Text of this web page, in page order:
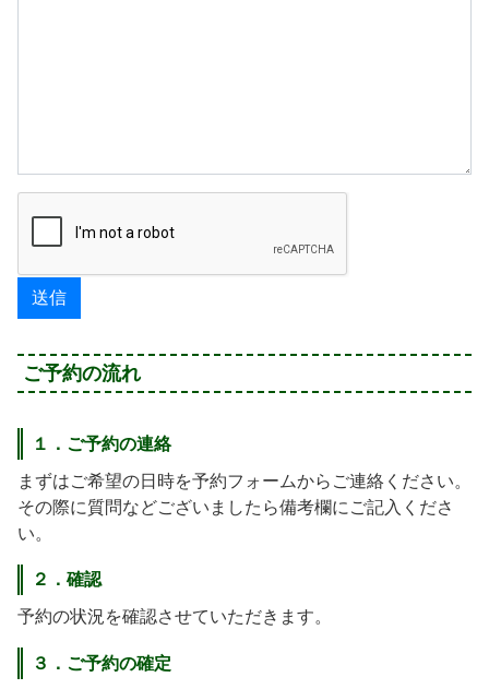
ご予約の流れ
１．ご予約の連絡
まずはご希望の日時を予約フォームからご連絡ください。
その際に質問などございましたら備考欄にご記入くださ
い。
２．確認
予約の状況を確認させていただきます。
３．ご予約の確定